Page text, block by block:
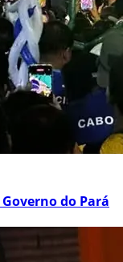
do Pará